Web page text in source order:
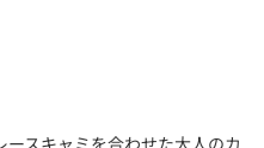
スキャミを合わせた大人のカ